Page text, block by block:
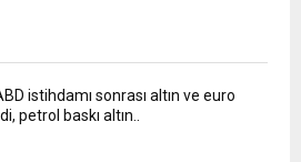
istihdamı sonrası altın ve euro
petrol baskı altın..